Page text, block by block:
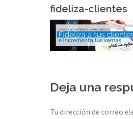
fideliza-clientes
Deja una
Tu dirección de correo